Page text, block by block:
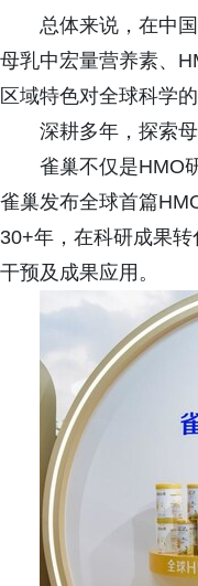
总体来说，在中
母乳中宏量营养素、
区域特色对全球科学
深耕多年，探索
雀巢不仅是HMO
雀巢发布全球首篇
30+年，在科研成果
干预及成果应用。